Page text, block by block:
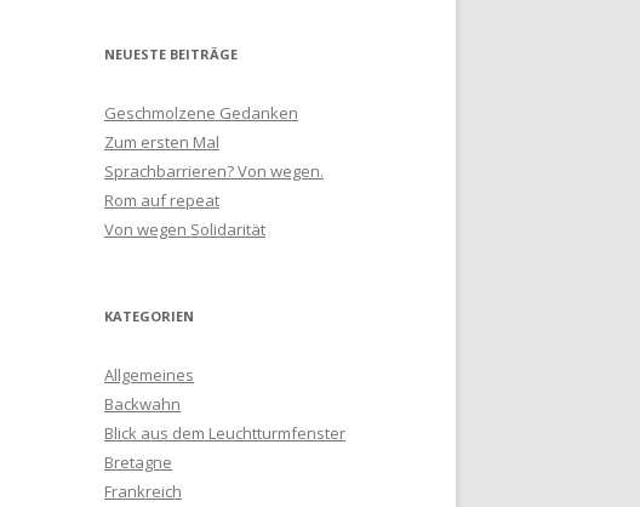
NEUESTE BEITRÄGE
Geschmolzene Gedanken
Zum ersten Mal
Sprachbarrieren? Von wegen.
Rom auf repeat
Von wegen Solidarität
KATEGORIEN
Allgemeines
Backwahn
Blick aus dem Leuchtturmfenster
Bretagne
Frankreich